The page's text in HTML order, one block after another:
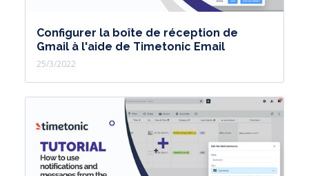
Configurer la boîte de réception de
Gmail à l'aide de Timetonic Email
25/3/2022